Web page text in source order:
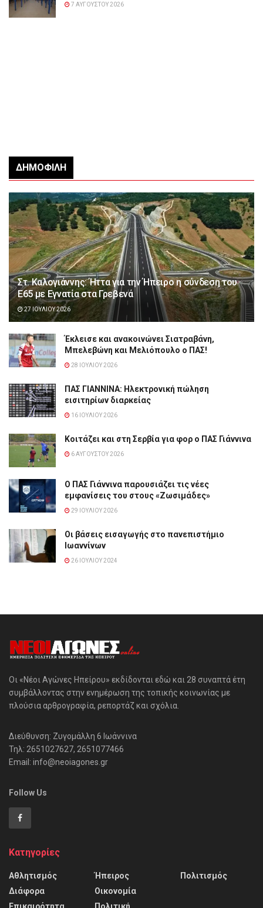
7 ΑΥΓΟΎΣΤΟΥ 2026
ΔΗΜΟΦΙΛΉ
Στ. Καλογιάννης: Ήττα για την Ήπειρο η σύνδεση του
Ε65 με Εγνατία στα Γρεβενά
27 ΙΟΥΛΊΟΥ 2026
Έκλεισε και ανακοινώνει Σιατραβάνη,
Μπελεβώνη και Μελιόπουλο ο ΠΑΣ!
28 ΙΟΥΛΊΟΥ 2026
ΠΑΣ ΓΙΑΝΝΙΝΑ: Hλεκτρονική πώληση
εισιτηρίων διαρκείας
16 ΙΟΥΛΊΟΥ 2026
Κοιτάζει και στη Σερβία για φορ ο ΠΑΣ Γιάννινα
6 ΑΥΓΟΎΣΤΟΥ 2026
Ο ΠΑΣ Γιάννινα παρουσιάζει τις νέες
εμφανίσεις του στους «Ζωσιμάδες»
29 ΙΟΥΛΊΟΥ 2026
Οι βάσεις εισαγωγής στο πανεπιστήμιο
Ιωαννίνων
26 ΙΟΥΛΊΟΥ 2024
Οι «Νέοι Αγώνες Ηπείρου» εκδίδονται εδώ και 28 συναπτά έτη
συμβάλλοντας στην ενημέρωση της τοπικής κοινωνίας με
πλούσια αρθρογραφία, ρεπορτάζ και σχόλια.
Διεύθυνση: Ζυγομάλλη 6 Ιωάννινα
Τηλ: 2651027627, 2651077466
Email: info@neoiagones.gr
Follow Us
Κατηγορίες
Αθλητισμός
Διάφορα
Ήπειρος
Οικονομία
Πολιτισμός